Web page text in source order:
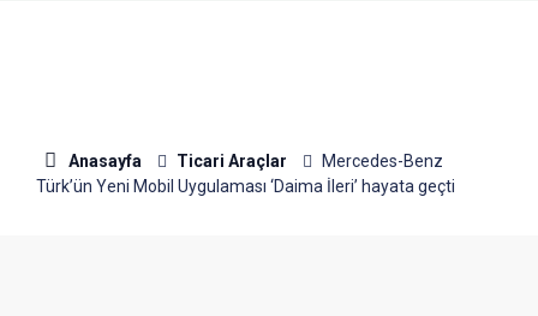
Anasayfa Ticari Araçlar
Mercedes-Benz
Türk’ün Yeni Mobil Uygulaması ‘Daima İleri’ hayata geçti